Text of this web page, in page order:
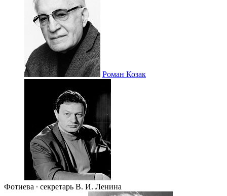
Роман Козак
Фотиева ∙ секретарь В. И. Ленина